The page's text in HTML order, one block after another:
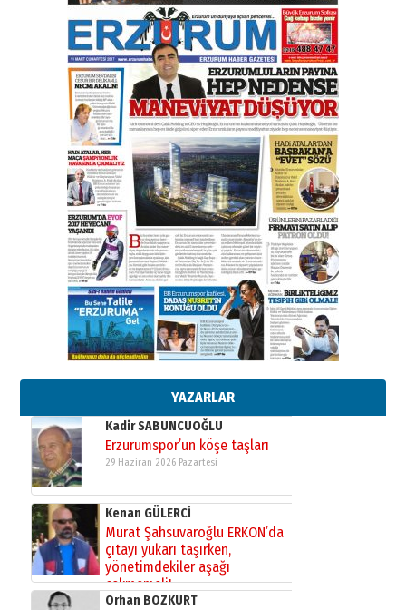
YAZARLAR
Bir fotoğraf, bir şehir, bir
gazeteci… Dizginler kimin
elinde?
31 Mart 2026 Salı
A. Berhan Yılmaz
BİR BÖLÜM DEĞİL, BİR ÖMÜR
SEÇİYORSUNUZ… “NEDEN
ATATÜRK ÜNİVERSİTESİ?”
28 Temmuz 2026 Salı
Ahmet Gökhan YAZICI
Ahmed Yesevi’den bir Alperen…
”Reisimiz” idi… Hakka yürüdü.!
26 Mart 2026 Perşembe
Cem Bakırcı
Ardında bıraktığı hatıralarıyla
gönül adamı Faruk Terzioğlu!
13 Mayıs 2026 Çarşamba
Esat BİNDESEN
Başkan Sekmen’den Erzurum’a
bir vizyon proje daha!
02 Ağustos 2026 Pazar
Kadir SABUNCUOĞLU
Erzurumspor’un köşe taşları
29 Haziran 2026 Pazartesi
Kenan GÜLERCİ
Murat Şahsuvaroğlu ERKON’da
çıtayı yukarı taşırken,
yönetimdekiler aşağı
çekmemeli!
17 Şubat 2026 SalıOrhan BOZKURT